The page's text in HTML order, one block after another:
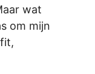
wat
om mijn